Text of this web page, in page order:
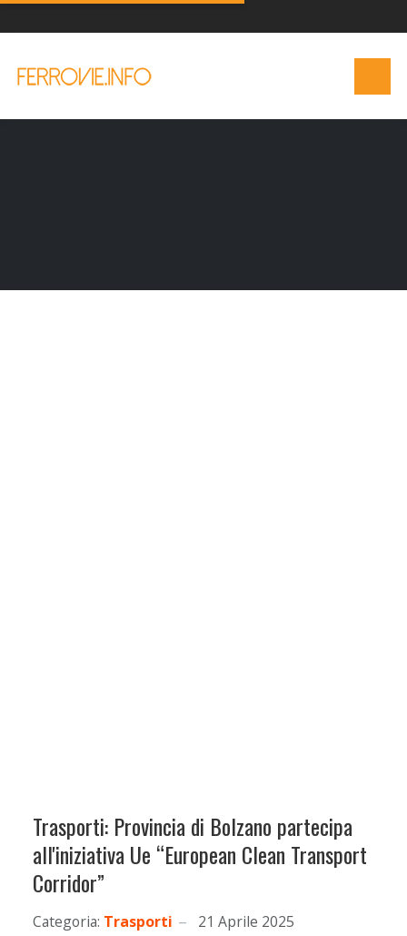
Trasporti: Provincia di Bolzano partecipa
all'iniziativa Ue “European Clean Transport
Corridor”
Categoria: Trasporti 21 Aprile 2025